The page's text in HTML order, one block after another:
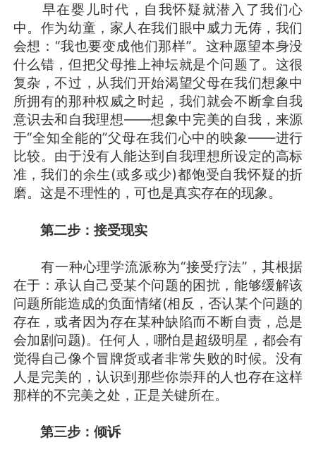
早在婴儿时代，自我怀疑就潜入了我们心
中。作为幼童，家人在我们眼中威力无俦，我们
会想：“我也要变成他们那样”。这种愿望本身没
什么错，但把父母推上神坛就是个问题了。这很
复杂，不过，从我们开始渴望父母在我们想象中
所拥有的那种权威之时起，我们就会不断拿自我
意识去和自我理想——想象中完美的自我，来源
于“全知全能的”父母在我们心中的映象——进行
比较。由于没有人能达到自我理想所设定的高标
准，我们的余生(或多或少)都饱受自我怀疑的折
磨。这是不理性的，可也是真实存在的现象。
第二步：接受现实
有一种心理学流派称为“接受疗法”，其根据
在于：承认自己受某个问题的困扰，能够缓解该
问题所能造成的负面情绪(相反，否认某个问题的
存在，或者因为存在某种缺陷而不断自责，总是
会加剧问题)。任何人，哪怕是超级明星，都会有
觉得自己像个冒牌货或者非常失败的时候。没有
人是完美的，认识到那些你崇拜的人也存在这样
那样的不完美之处，正是关键所在。
第三步：倾诉